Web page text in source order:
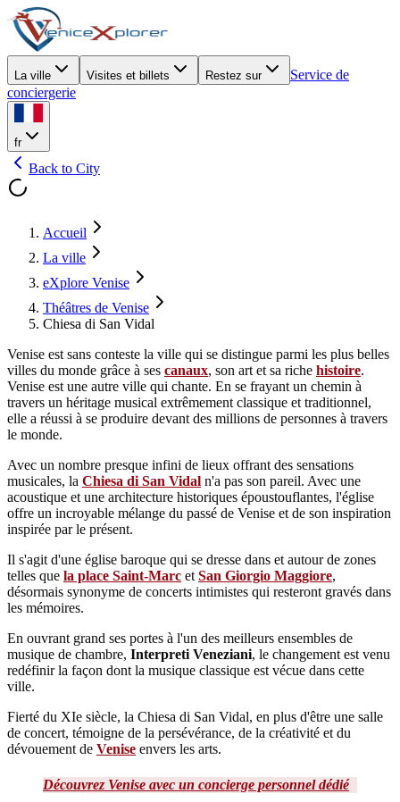
La ville Visites et billets Restez sur
Service de
conciergerie
fr
Back to City
Accueil
La ville
eXplore Venise
Théâtres de Venise
Chiesa di San Vidal
Venise est sans conteste la ville qui se distingue parmi les plus belles
villes du monde grâce à ses canaux, son art et sa riche histoire.
Venise est une autre ville qui chante. En se frayant un chemin à
travers un héritage musical extrêmement classique et traditionnel,
elle a réussi à se produire devant des millions de personnes à travers
le monde.
Avec un nombre presque infini de lieux offrant des sensations
musicales, la Chiesa di San Vidal n'a pas son pareil. Avec une
acoustique et une architecture historiques époustouflantes, l'église
offre un incroyable mélange du passé de Venise et de son inspiration
inspirée par le présent.
Il s'agit d'une église baroque qui se dresse dans et autour de zones
telles que la place Saint-Marc et San Giorgio Maggiore,
désormais synonyme de concerts intimistes qui resteront gravés dans
les mémoires.
En ouvrant grand ses portes à l'un des meilleurs ensembles de
musique de chambre, Interpreti Veneziani, le changement est venu
redéfinir la façon dont la musique classique est vécue dans cette
ville.
Fierté du XIe siècle, la Chiesa di San Vidal, en plus d'être une salle
de concert, témoigne de la persévérance, de la créativité et du
dévouement de Venise envers les arts.
Découvrez Venise avec un concierge personnel dédié